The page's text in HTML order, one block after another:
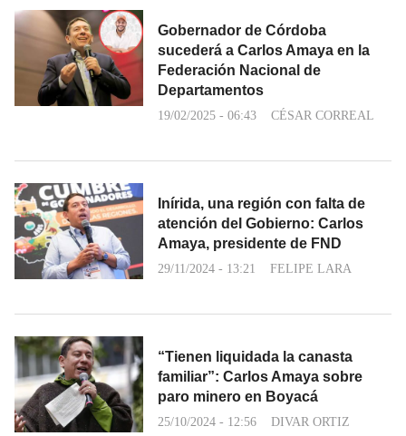
Gobernador de Córdoba
sucederá a Carlos Amaya en la
Federación Nacional de
Departamentos
19/02/2025 - 06:43 CÉSAR CORREAL
Inírida, una región con falta de
atención del Gobierno: Carlos
Amaya, presidente de FND
29/11/2024 - 13:21 FELIPE LARA
“Tienen liquidada la canasta
familiar”: Carlos Amaya sobre
paro minero en Boyacá
25/10/2024 - 12:56 DIVAR ORTIZ